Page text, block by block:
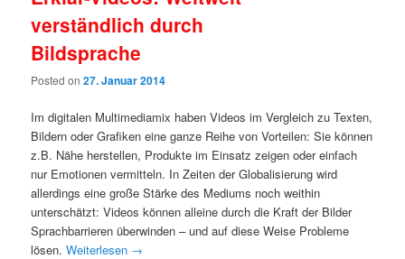
verständlich durch
Bildsprache
Posted on27. Januar 2014
Im digitalen Multimediamix haben Videos im Vergleich zu Texten,
Bildern oder Grafiken eine ganze Reihe von Vorteilen: Sie können
z.B. Nähe herstellen, Produkte im Einsatz zeigen oder einfach
nur Emotionen vermitteln. In Zeiten der Globalisierung wird
allerdings eine große Stärke des Mediums noch weithin
unterschätzt: Videos können alleine durch die Kraft der Bilder
Sprachbarrieren überwinden – und auf diese Weise Probleme
lösen.Weiterlesen →